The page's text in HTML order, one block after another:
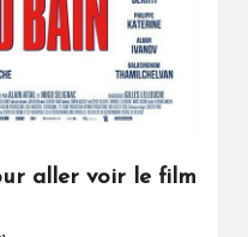
aller voir le film